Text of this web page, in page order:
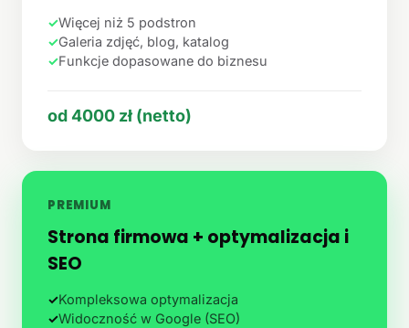
✓Więcej niż 5 podstron
✓Galeria zdjęć, blog, katalog
✓Funkcje dopasowane do biznesu
od 4000 zł (netto)
PREMIUM
Strona firmowa + optymalizacja i
SEO
✓Kompleksowa optymalizacja
✓Widoczność w Google (SEO)